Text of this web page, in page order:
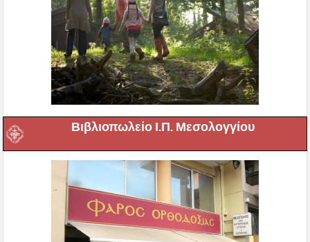
Βιβλιοπωλείο Ι.Π. Μεσολογγίου